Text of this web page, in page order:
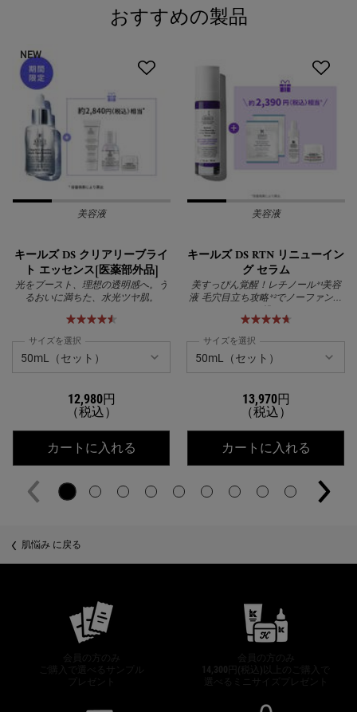
おすすめの製品
NEW
美容液
キールズ DS クリアリーブライ
ト エッセンス[医薬部外品]
光をブースト、理想の透明感へ。う
るおいに満ちた、水光ツヤ肌。
サイズを選択
12,980円
（税込）
カートに入れる キールズ DS クリアリーブライト エ
美容液
キールズ DS RTN リニューイン
グ セラム
美すっぴん覚醒！レチノール*¹美容
液 毛穴目立ち攻略*²でノーファンデ
に挑む
サイズを選択
13,970円
（税込）
カートに入れる
肌悩み に戻る
会員の方のみ
ご購入で選べるサンプル
会員の方のみ
14,300円(税込)以上のご購入で
選べるミニサイズプレゼント